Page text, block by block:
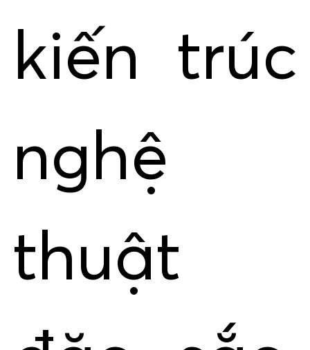
kiến trúc
nghệ
thuật